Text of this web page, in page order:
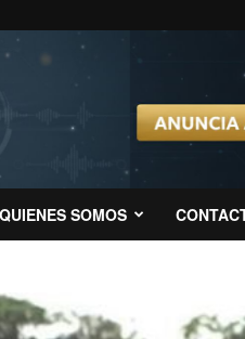
QUIENES SOMOS